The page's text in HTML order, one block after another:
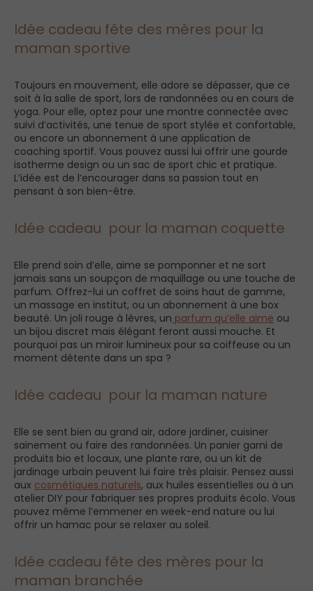
Idée cadeau fête des mères pour la
maman sportive
Toujours en mouvement, elle adore se dépasser, que ce
soit à la salle de sport, lors de randonnées ou en cours de
yoga. Pour elle, optez pour une montre connectée avec
suivi d’activités, une tenue de sport stylée et confortable,
ou encore un abonnement à une application de
coaching sportif. Vous pouvez aussi lui offrir une gourde
isotherme design ou un sac de sport chic et pratique.
L’idée est de l’encourager dans sa passion tout en
pensant à son bien-être.
Idée cadeau pour la maman coquette
Elle prend soin d’elle, aime se pomponner et ne sort
jamais sans un soupçon de maquillage ou une touche de
parfum. Offrez-lui un coffret de soins haut de gamme,
un massage en institut, ou un abonnement à une box
beauté. Un joli rouge à lèvres, un parfum qu’elle aime ou
un bijou discret mais élégant feront aussi mouche. Et
pourquoi pas un miroir lumineux pour sa coiffeuse ou un
moment détente dans un spa ?
Idée cadeau pour la maman nature
Elle se sent bien au grand air, adore jardiner, cuisiner
sainement ou faire des randonnées. Un panier garni de
produits bio et locaux, une plante rare, ou un kit de
jardinage urbain peuvent lui faire très plaisir. Pensez aussi
aux cosmétiques naturels, aux huiles essentielles ou à un
atelier DIY pour fabriquer ses propres produits écolo. Vous
pouvez même l’emmener en week-end nature ou lui
offrir un hamac pour se relaxer au soleil.
Idée cadeau fête des mères pour la
maman branchée